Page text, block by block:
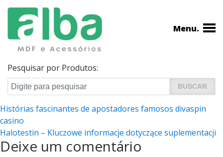
Pesquisar por Produtos:
Menu.
Navegação
de
Post
Histórias fascinantes de apostadores famosos divaspin
casino
Halotestin – Kluczowe informacje dotyczące suplementacji
Deixe um comentário